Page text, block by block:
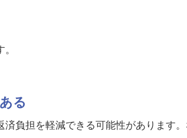
る
負担を軽減できる可能性があります